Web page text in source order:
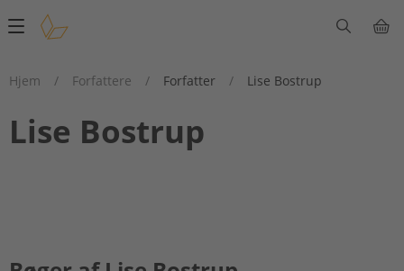
Main
Hjem
/ Forfattere / Forfatter / Lise Bostrup
Lise Bostrup